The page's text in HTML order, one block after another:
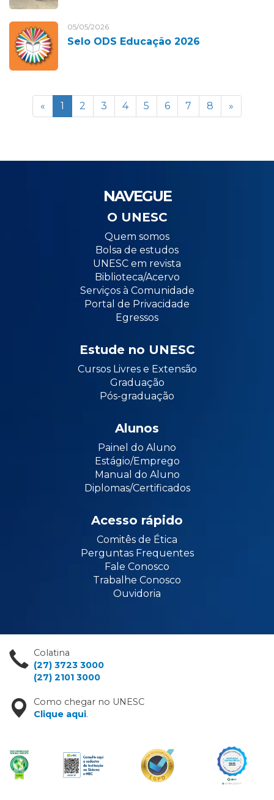
05/05/2026
Selo ODS Educação 2026
« 1 2 3 4 5 6 7 8 »
NAVEGUE
O UNESC
Quem somos
Bolsa de estudos
UNESC em revista
Biblioteca/Acervo
Serviços à Comunidade
Portal de Privacidade
Egressos
Estude no UNESC
Cursos Livres e Extensão
Graduação
Pós-graduação
Alunos
Painel do Aluno
Estágio/Emprego
Manual do Aluno
Diplomas/Certificados
Acesso rápido
Comitês de Ética
Perguntas Frequentes
Fale Conosco
Trabalhe Conosco
Ouvidoria
Colatina
(27) 3723 3000
(27) 2101 3000
Como chegar no UNESC
Clique aqui.